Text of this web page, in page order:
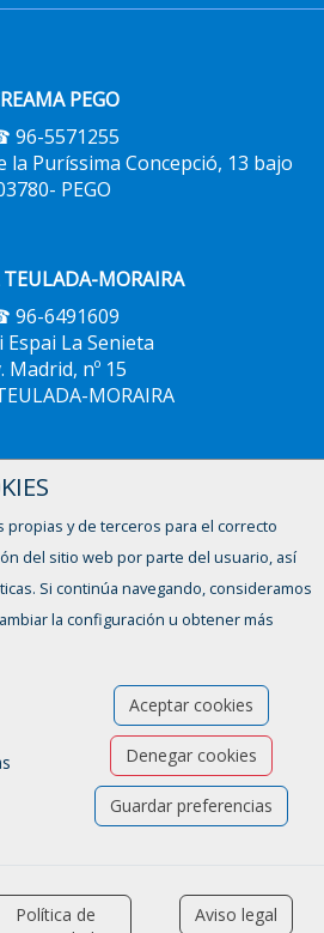
PEGO
96-5571255
la Puríssima Concepció, 13 bajo
PEGO
TEULADA-MORAIRA
96-6491609
Espai La Senieta
Madrid, nº 15
MORAIRA
XÀBIA
96-5793604
del Trenc d'Alba, 2,
propias y de terceros para el correcto
del sitio web por parte del usuario, así
Si continúa navegando, consideramos
la configuración u obtener más
Aceptar cookies
Denegar cookies
Guardar preferencias
Política de
Aviso legal